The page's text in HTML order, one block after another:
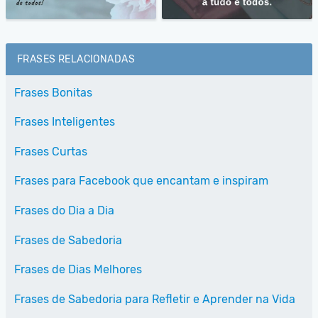
FRASES RELACIONADAS
Frases Bonitas
Frases Inteligentes
Frases Curtas
Frases para Facebook que encantam e inspiram
Frases do Dia a Dia
Frases de Sabedoria
Frases de Dias Melhores
Frases de Sabedoria para Refletir e Aprender na Vida